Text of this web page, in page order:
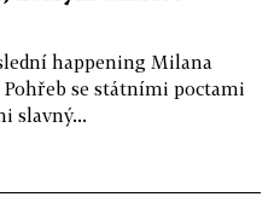
happening Milana
se státními poctami
slavný...